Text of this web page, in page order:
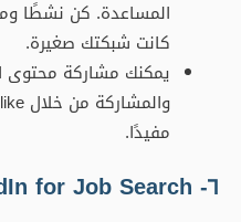
كانت شبكتك صغيرة.
يمكنك مشاركة محتوى
مفيدًا.
٦- LinkedIn for Job Search